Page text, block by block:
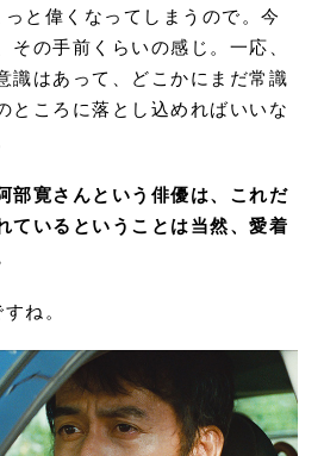
と偉くなってしまうので。今
の手前くらいの感じ。一応、
識はあって、どこかにまだ常識
ところに落とし込めればいいな
部寛さんという俳優は、これだ
ているということは当然、愛着
ね。